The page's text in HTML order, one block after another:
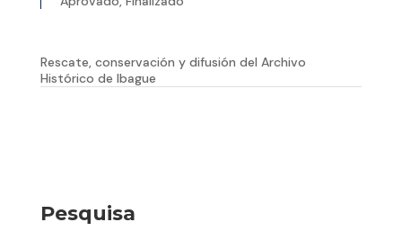
Rescate, conservación y difusión del Archivo
Histórico de Ibague
Pesquisa